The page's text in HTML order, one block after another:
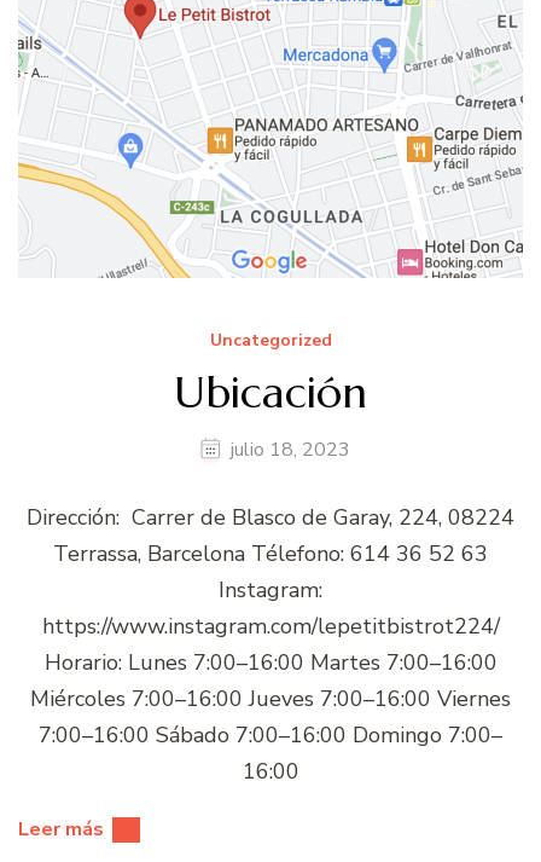
Uncategorized
Ubicación
julio 18, 2023
Dirección: Carrer de Blasco de Garay, 224, 08224
Terrassa, Barcelona Télefono: 614 36 52 63
Instagram:
https://www.instagram.com/lepetitbistrot224/
Horario: Lunes 7:00–16:00 Martes 7:00–16:00
Miércoles 7:00–16:00 Jueves 7:00–16:00 Viernes
7:00–16:00 Sábado 7:00–16:00 Domingo 7:00–
16:00
Leer más